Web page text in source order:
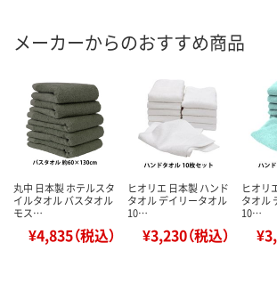
メーカーからのおすすめ商品
丸中 日本製 ホテルスタ
イルタオル バスタオル
モス…
¥4,835（税込）
ヒオリエ 日本製 ハンド
タオル デイリータオル
10…
¥3,230（税込）
ヒオリ
タオル
10…